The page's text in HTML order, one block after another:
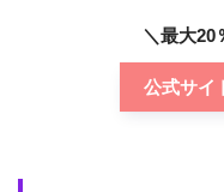
＼最大20
公式サイ